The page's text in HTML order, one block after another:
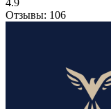
Отзывы: 106